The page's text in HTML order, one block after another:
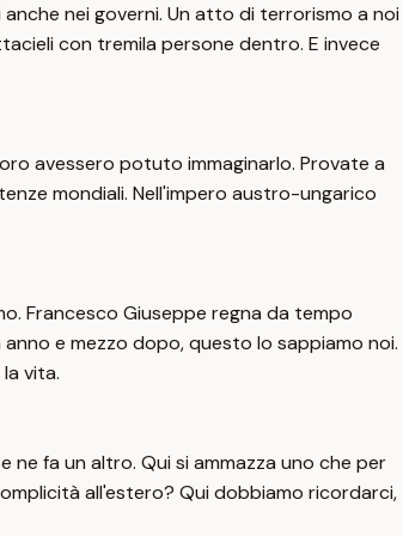
nei governi. Un atto di terrorismo a noi
con tremila persone dentro. E invece
avessero potuto immaginarlo. Provate a
mondiali. Nell'impero austro-ungarico
Francesco Giuseppe regna da tempo
e mezzo dopo, questo lo sappiamo noi.
vita.
fa un altro. Qui si ammazza uno che per
all'estero? Qui dobbiamo ricordarci,